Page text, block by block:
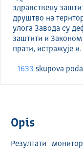
здравствену
друштво на
улога Завода су
заштити и
прати, истражује
1633 skupova
Opis
Резултати